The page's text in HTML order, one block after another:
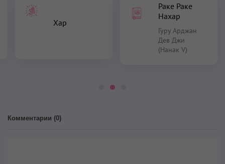
Хар
Раке Раке
Нахар
Гуру Арджан
Дев Джи
(Нанак V)
Комментарии (0)